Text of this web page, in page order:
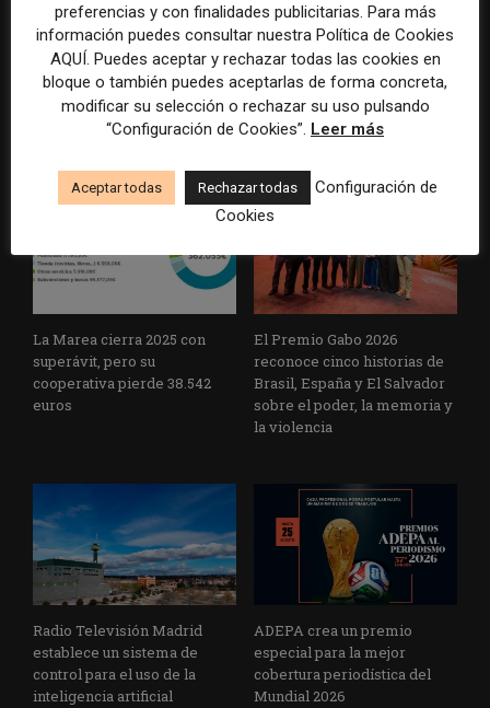
La Universidad CEU
Cardenal Herrera presenta
un informe con pautas para
informar sobre el suicidio
Paul Krugman alerta del
avance de los
multimillonarios sobre los
medios y las plataformas
La Marea cierra 2025 con
superávit, pero su
cooperativa pierde 38.542
euros
El Premio Gabo 2026
reconoce cinco historias de
Brasil, España y El Salvador
sobre el poder, la memoria y
la violencia
Radio Televisión Madrid
establece un sistema de
control para el uso de la
inteligencia artificial
ADEPA crea un premio
especial para la mejor
cobertura periodística del
Mundial 2026
preferencias y con finalidades publicitarias. Para más
información puedes consultar nuestra Política de Cookies
AQUÍ. Puedes aceptar y rechazar todas las cookies en
bloque o también puedes aceptarlas de forma concreta,
modificar su selección o rechazar su uso pulsando
“Configuración de Cookies”. Leer más
Aceptar todas Rechazar todas
Configuración de
Cookies